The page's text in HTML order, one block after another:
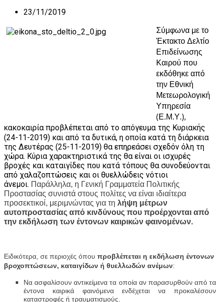
23/11/2019
Σύμφωνα με το
Έκτακτο Δελτίο
Επιδείνωσης
Καιρού που
εκδόθηκεαπό
την Εθνική
Μετεωρολογική
Υπηρεσία
(Ε.Μ.Υ.),
κακοκαιρία προβλέπεται από το απόγευμα της Κυριακής
(24-11-2019) και από τα δυτικά, η οποία κατά τη διάρκεια
της Δευτέρας (25-11-2019) θα επηρεάσει σχεδόν όλη τη
χώρα. Κύρια χαρακτηριστικά της θα είναι οι ισχυρές
βροχές και καταιγίδες που κατά τόπους θα συνοδεύονται
από χαλαζοπτώσεις και οι θυελλώδεις νότιοι
άνεμοι. Παράλληλα, η Γενική Γραμματεία Πολιτικής
Προστασίας συνιστά στους πολίτες να είναι ιδιαίτερα
προσεκτικοί, μεριμνώντας για τη λήψη μέτρων
αυτοπροστασίας από κινδύνους που προέρχονται από
την εκδήλωση των έντονων καιρικών φαινομένων.
Ειδικότερα, σε περιοχές όπου προβλέπεται η εκδήλωση έντονων
βροχοπτώσεων, καταιγίδων ή θυελλωδών ανέμων:
Να ασφαλίσουν αντικείμενα τα οποία αν παρασυρθούν από τα
έντονα καιρικά φαινόμενα ενδέχεται να προκαλέσουν
καταστροφές ή τραυματισμούς.